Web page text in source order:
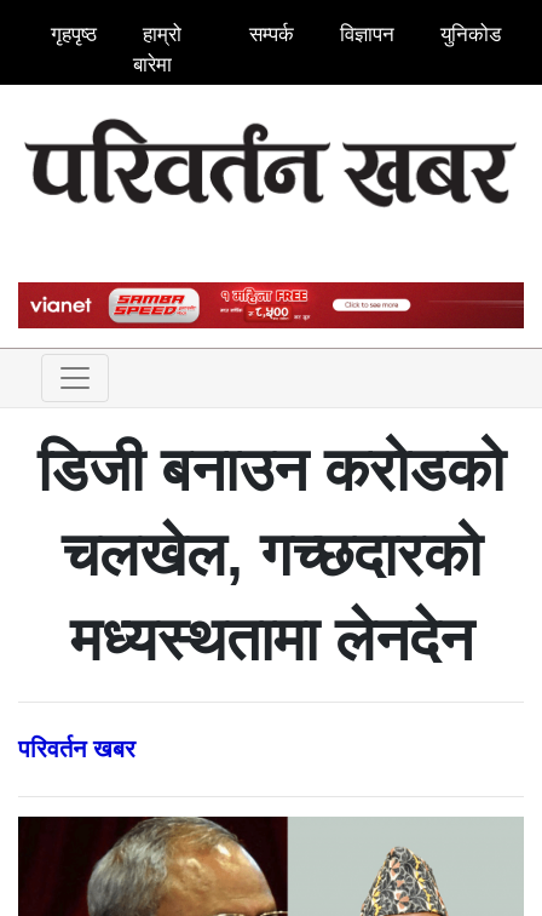
गृहपृष्ठ
हाम्रो
बारेमा
सम्पर्क विज्ञापन युनिकोड
डिजी बनाउन करोडको
चलखेल, गच्छदारको
मध्यस्थतामा लेनदेन
परिवर्तन खबर